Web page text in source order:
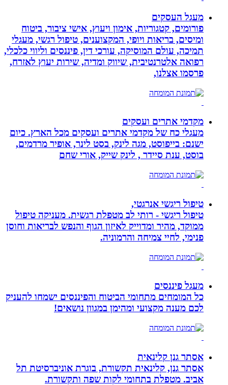
מעגל העסקים
פורומים, קטגוריות, אימון ויעוץ, אישי ציבור, ביטוח
ומיסים, בריאות ויופי, המקצוענים, טיפול רגשי, מעגלי
תמיכה, עולם המוסיקה, עורכי דין, פיננסים וליווי כלכלי,
רפואה אלטרנטיבית, שיווק ומדיה, שירות יעוץ לאזרח,
פרסמו אצלנו,
מקדמי אתרים ועסקים
מעגלי כח של מקדמי אתרים ועסקים מכל הארץ. כיום
ישנם: בייפוסט, מגה לינק, בסט לינר, אופיר מרדמים,
בוסט, ענת סיידר , לינק שייק, אורי שחם
טיפול ריגשי אנרגטי,
טיפול ריגשי - רותי לב מטפלת רגשית. מעניקה טיפול
ממוקד, מהיר ומדוייק לאיזון הגוף והנפש לבריאות וחוסן
פנימי, לחיי צמיחה והרמוניה.
מעגל פיננסים
כל המומחים מתחומי הביטוח והפיננסים ישמחו להעניק
לכם מענה מקצועי ומהימן במגוון נושאים!
אסתר גנן קלינאית
אסתר גנן, קלינאית תקשורת, בוגרת אוניברסיטת תל
אביב. מטפלת בתחומי לקות שפה ותקשורת.